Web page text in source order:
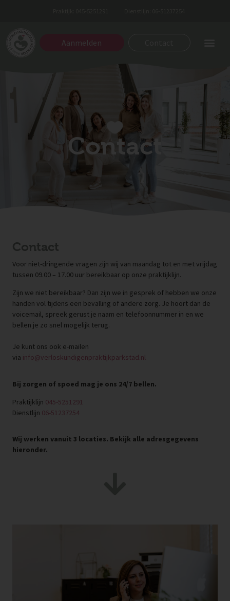
Aanmelden
Contact
Contact
Voor niet-dringende vragen zijn wij van maandag tot en met vrijdag
tussen 09.00 – 17.00 uur bereikbaar op onze praktijklijn.
Zijn we niet bereikbaar? Dan zijn we in gesprek of hebben we onze
handen vol tijdens een bevalling of andere zorg. Je hoort dan de
voicemail, spreek gerust je naam en telefoonnummer in en we
bellen je zo snel mogelijk terug.
Je kunt ons ook e-mailen
via info@verloskundigenpraktijkparkstad.nl
Bij zorgen of spoed mag je ons 24/7 bellen.
Praktijklijn 045-5251291
Dienstlijn 06-51237254
Wij werken vanuit 3 locaties. Bekijk alle adresgegevens
hieronder.